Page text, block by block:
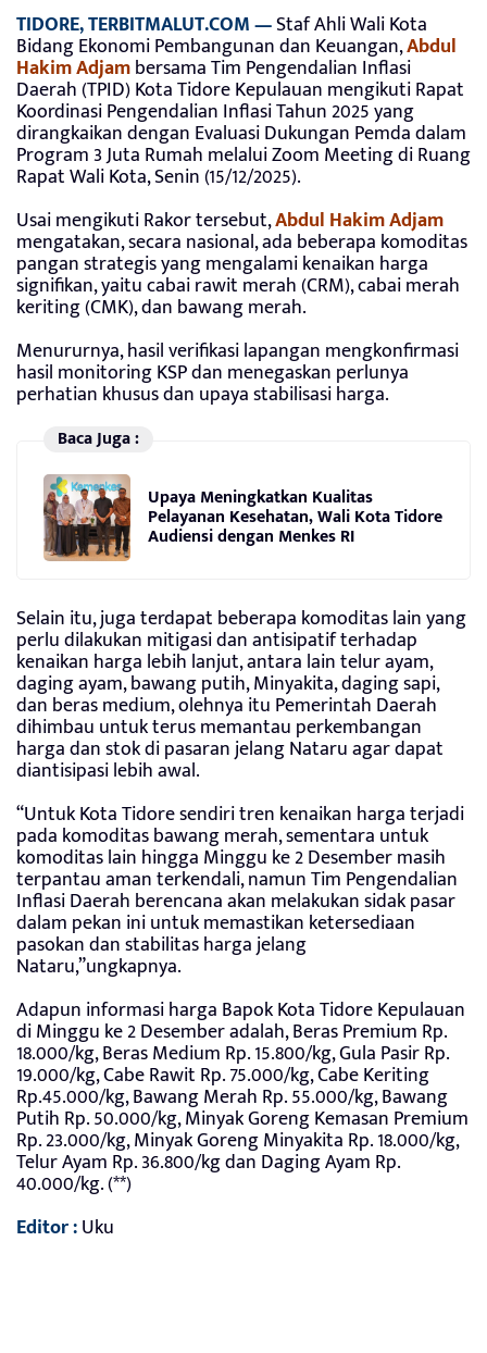
TIDORE, TERBITMALUT.COM —Staf Ahli Wali Kota
Bidang Ekonomi Pembangunan dan Keuangan,Abdul
Hakim Adjambersama Tim Pengendalian Inflasi
Daerah (TPID) Kota Tidore Kepulauan mengikuti Rapat
Koordinasi Pengendalian Inflasi Tahun 2025 yang
dirangkaikan dengan Evaluasi Dukungan Pemda dalam
Program 3 Juta Rumah melalui Zoom Meeting di Ruang
Rapat Wali Kota, Senin (15/12/2025).
Usai mengikuti Rakor tersebut,Abdul Hakim Adjam
mengatakan, secara nasional, ada beberapa komoditas
pangan strategis yang mengalami kenaikan harga
signifikan, yaitu cabai rawit merah (CRM), cabai merah
keriting (CMK), dan bawang merah.
Menururnya, hasil verifikasi lapangan mengkonfirmasi
hasil monitoring KSP dan menegaskan perlunya
perhatian khusus dan upaya stabilisasi harga.
Baca Juga :
Upaya Meningkatkan Kualitas
Pelayanan Kesehatan, Wali Kota Tidore
Audiensi dengan Menkes RI
Selain itu, juga terdapat beberapa komoditas lain yang
perlu dilakukan mitigasi dan antisipatif terhadap
kenaikan harga lebih lanjut, antara lain telur ayam,
daging ayam, bawang putih, Minyakita, daging sapi,
dan beras medium, olehnya itu Pemerintah Daerah
dihimbau untuk terus memantau perkembangan
harga dan stok di pasaran jelang Nataru agar dapat
diantisipasi lebih awal.
“Untuk Kota Tidore sendiri tren kenaikan harga terjadi
pada komoditas bawang merah, sementara untuk
komoditas lain hingga Minggu ke 2 Desember masih
terpantau aman terkendali, namun Tim Pengendalian
Inflasi Daerah berencana akan melakukan sidak pasar
dalam pekan ini untuk memastikan ketersediaan
pasokan dan stabilitas harga jelang
Nataru,”ungkapnya.
Adapun informasi harga Bapok Kota Tidore Kepulauan
di Minggu ke 2 Desember adalah, Beras Premium Rp.
18.000/kg, Beras Medium Rp. 15.800/kg, Gula Pasir Rp.
19.000/kg, Cabe Rawit Rp. 75.000/kg, Cabe Keriting
Rp.45.000/kg, Bawang Merah Rp. 55.000/kg, Bawang
Putih Rp. 50.000/kg, Minyak Goreng Kemasan Premium
Rp. 23.000/kg, Minyak Goreng Minyakita Rp. 18.000/kg,
Telur Ayam Rp. 36.800/kg dan Daging Ayam Rp.
40.000/kg. (**)
Editor :Uku